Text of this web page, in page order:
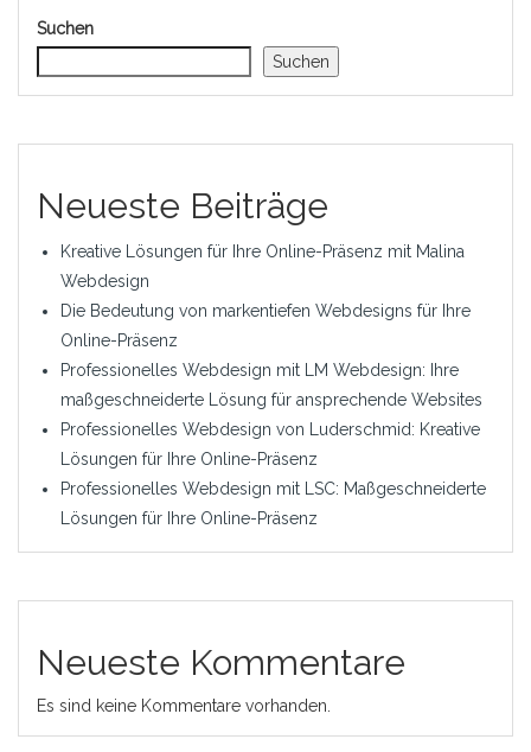
Suchen
Suchen
Neueste Beiträge
Kreative Lösungen für Ihre Online-Präsenz mit Malina
Webdesign
Die Bedeutung von markentiefen Webdesigns für Ihre
Online-Präsenz
Professionelles Webdesign mit LM Webdesign: Ihre
maßgeschneiderte Lösung für ansprechende Websites
Professionelles Webdesign von Luderschmid: Kreative
Lösungen für Ihre Online-Präsenz
Professionelles Webdesign mit LSC: Maßgeschneiderte
Lösungen für Ihre Online-Präsenz
Neueste Kommentare
Es sind keine Kommentare vorhanden.